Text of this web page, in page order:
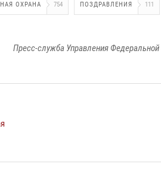
ОХРАНА 754 ПОЗДРАВЛЕНИЯ 111
Пресс-служба Управления